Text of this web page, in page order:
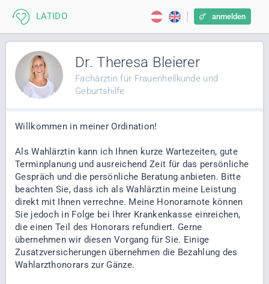
anmelden
Dr. Theresa Bleierer
Fachärztin für Frauenheilkunde und
Geburtshilfe
Willkommen in meiner Ordination!
Als Wahlärztin kann ich Ihnen kurze Wartezeiten, gute
Terminplanung und ausreichend Zeit für das persönliche
Gespräch und die persönliche Beratung anbieten. Bitte
beachten Sie, dass ich als Wahlärztin meine Leistung
direkt mit Ihnen verrechne. Meine Honorarnote können
Sie jedoch in Folge bei Ihrer Krankenkasse einreichen,
die einen Teil des Honorars refundiert. Gerne
übernehmen wir diesen Vorgang für Sie. Einige
Zusatzversicherungen übernehmen die Bezahlung des
Wahlarzthonorars zur Gänze.